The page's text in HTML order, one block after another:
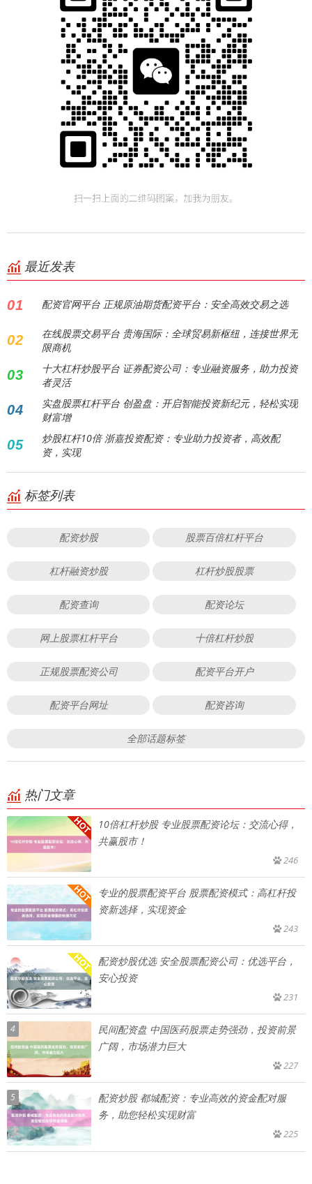
最近发表
01 配资官网平台 正规原油期货配资平台：安全高效交易之选
02
在线股票交易平台 贵海国际：全球贸易新枢纽，连接世界无
限商机
03
十大杠杆炒股平台 证券配资公司：专业融资服务，助力投资
者灵活
04
实盘股票杠杆平台 创盈盘：开启智能投资新纪元，轻松实现
财富增
05
炒股杠杆10倍 浙嘉投资配资：专业助力投资者，高效配
资，实现
标签列表
配资炒股 股票百倍杠杆平台
杠杆融资炒股 杠杆炒股股票
配资查询 配资论坛
网上股票杠杆平台 十倍杠杆炒股
正规股票配资公司 配资平台开户
配资平台网址 配资咨询
全部话题标签
热门文章
10倍杠杆炒股 专业股票配资论坛：交流心得，
共赢股市！
246
专业的股票配资平台 股票配资模式：高杠杆投
资新选择，实现资金
243
配资炒股优选 安全股票配资公司：优选平台，
安心投资
231
4
民间配资盘 中国医药股票走势强劲，投资前景
广阔，市场潜力巨大
227
5
配资炒股 都城配资：专业高效的资金配对服
务，助您轻松实现财富
225